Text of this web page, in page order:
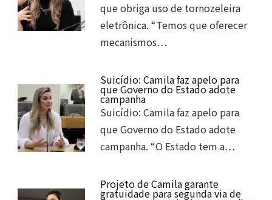
que obriga uso de tornozeleira
eletrônica. “Temos que oferecer
mecanismos…
Suicídio: Camila faz apelo para
que Governo do Estado adote
campanha
Suicídio: Camila faz apelo para
que Governo do Estado adote
campanha. “O Estado tem a…
Projeto de Camila garante
gratuidade para segunda via de